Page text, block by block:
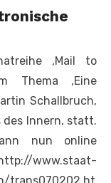
‚Mail to
Thema ‚Eine
Schallbruch,
des Innern, statt.
nun online
www.staat-